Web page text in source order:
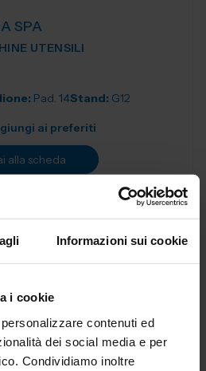
Informazioni sui cookie
i cookie
contenuti ed
dei social media e per
Condividiamo inoltre
SPA
UTENSILI
Pad. 14Stand: G12
ai preferiti
alla scheda
ITALIA SRL
Pad. 14Stand:E31
ai preferiti